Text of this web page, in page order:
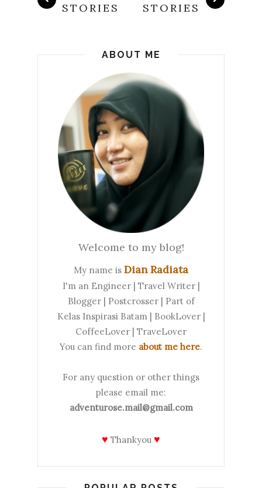
STORIES STORIES
ABOUT ME
Welcome to my blog!
My name is Dian Radiata
I'm an Engineer | Travel Writer |
Blogger | Postcrosser | Part of
Kelas Inspirasi Batam | BookLover |
CoffeeLover | TraveLover
You can find more about me here.
For any question or other things
please email me:
adventurose.mail@gmail.com
♥ Thankyou ♥